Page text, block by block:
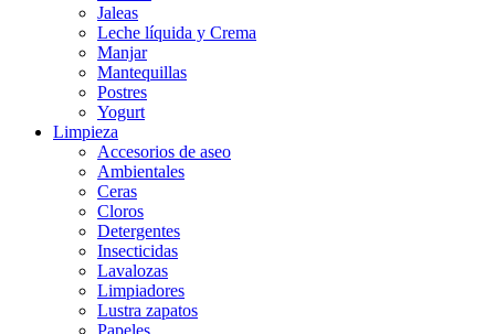
Jaleas
Leche líquida y Crema
Manjar
Mantequillas
Postres
Yogurt
Limpieza
Accesorios de aseo
Ambientales
Ceras
Cloros
Detergentes
Insecticidas
Lavalozas
Limpiadores
Lustra zapatos
Papeles